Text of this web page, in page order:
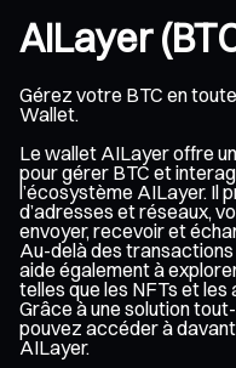
AILayer
Gérez votre BTC en
Wallet.
Le wallet AILayer offre
pour gérer BTC et
l’écosystème AILayer. Il
d’adresses et réseaux,
envoyer, recevoir et
Au-delà des
aide également à
telles que les NFTs et
Grâce à une solution
pouvez accéder à
AILayer.